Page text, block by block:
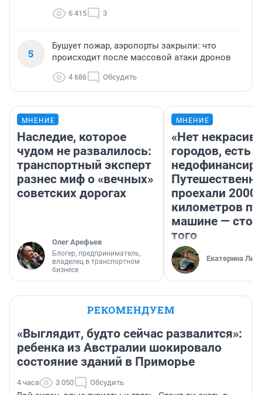
6 415 3
5
Бушует пожар, аэропорты закрыли: что
происходит после массовой атаки дронов
4 686 Обсудить
МНЕНИЕ
Наследие, которое
чудом не развалилось:
транспортный эксперт
разнес миф о «вечных»
советских дорогах
Олег Арефьев
Блогер, предприниматель,
владелец в транспортном
бизнесе
МНЕНИЕ
«Нет
городов, есть
проехали 2000
километров по
машине —
того
Екатерина
РЕКОМЕНДУЕМ
«Выглядит, будто сейчас развалится»:
ребенка из Австралии шокировало
состояние зданий в Приморье
4 часа 3 050 Обсудить